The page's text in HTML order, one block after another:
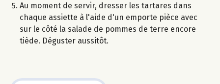
Au moment de servir, dresser les tartares dans
chaque assiette à l'aide d'un emporte pièce avec
sur le côté la salade de pommes de terre encore
tiède. Déguster aussitôt.